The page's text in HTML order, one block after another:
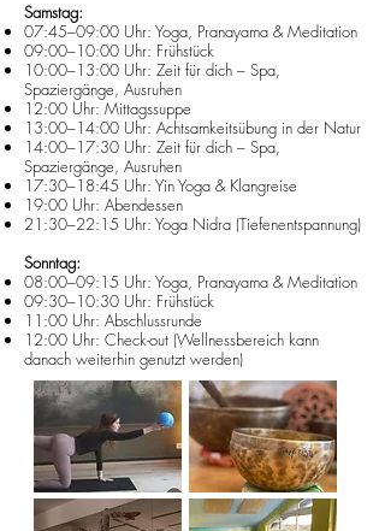
Samstag:
07:45–09:00 Uhr: Yoga, Pranayama & Meditation
09:00–10:00 Uhr: Frühstück
10:00–13:00 Uhr: Zeit für dich – Spa,
Spaziergänge, Ausruhen
12:00 Uhr: Mittagssuppe
13:00–14:00 Uhr: Achtsamkeitsübung in der Natur
14:00–17:30 Uhr: Zeit für dich – Spa,
Spaziergänge, Ausruhen
17:30–18:45 Uhr: Yin Yoga & Klangreise
19:00 Uhr: Abendessen
21:30–22:15 Uhr: Yoga Nidra (Tiefenentspannung)
Sonntag:
08:00–09:15 Uhr: Yoga, Pranayama & Meditation
09:30–10:30 Uhr: Frühstück
11:00 Uhr: Abschlussrunde
12:00 Uhr: Check-out (Wellnessbereich kann
danach weiterhin genutzt werden)